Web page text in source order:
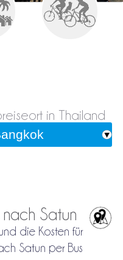
in Thailand
nach Satun
die Kosten für
Satun per Bus